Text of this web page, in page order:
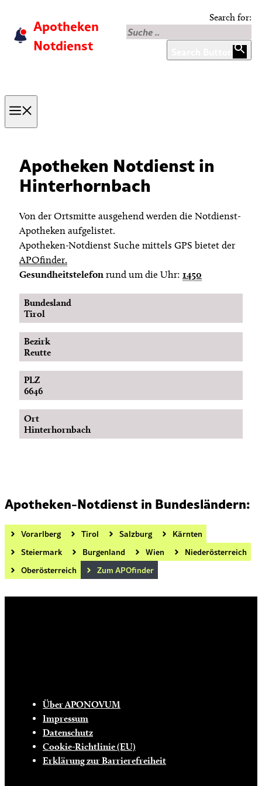
content
Apotheken
Notdienst
Search for:
Apotheken Notdienst in
Hinterhornbach
Von der Ortsmitte ausgehend werden die Notdienst-
Apotheken aufgelistet.
Apotheken-Notdienst Suche mittels GPS bietet der
APOfinder.
Gesundheitstelefon rund um die Uhr: 1450
Bundesland
Tirol
Bezirk
Reutte
PLZ
6646
Ort
Hinterhornbach
Apotheken-Notdienst in Bundesländern:
Vorarlberg Tirol Salzburg
Kärnten
Steiermark
Burgenland Wien
Niederösterreich
Oberösterreich
Zum APOfinder
Über APONOVUM
Impressum
Datenschutz
Cookie-Richtlinie (EU)
Erklärung zur Barrierefreiheit